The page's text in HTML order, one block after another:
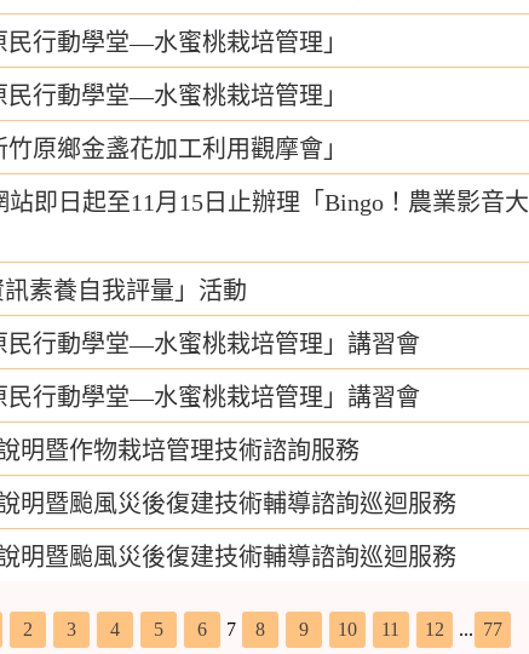
行動學堂—水蜜桃栽培管理」
行動學堂—水蜜桃栽培管理」
原鄉金盞花加工利用觀摩會」
即日起至11月15日止辦理「Bingo！農業影音大
素養自我評量」活動
民行動學堂—水蜜桃栽培管理」講習會
民行動學堂—水蜜桃栽培管理」講習會
明暨作物栽培管理技術諮詢服務
明暨颱風災後復建技術輔導諮詢巡迴服務
明暨颱風災後復建技術輔導諮詢巡迴服務
2 3 4 5 6 7 8 9 10 11 12 ... 77